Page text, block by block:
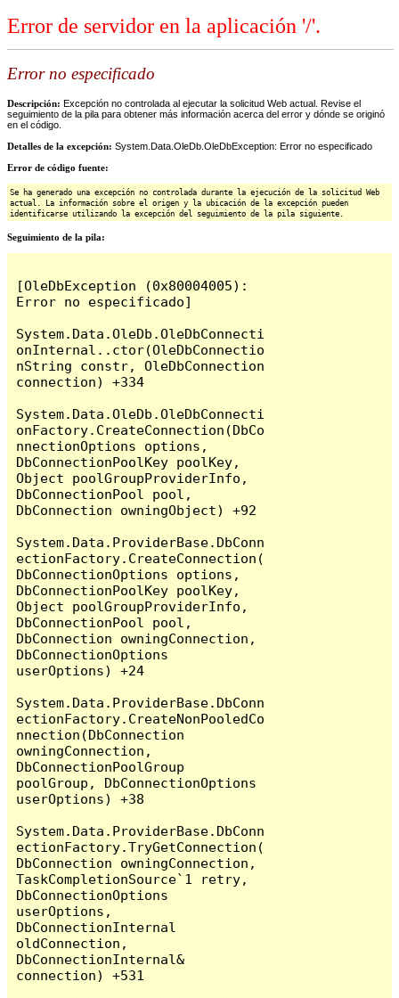
Error de servidor en la aplicación '/'.
Error no especificado
Descripción: Excepción no controlada al ejecutar la solicitud Web actual. Revise el
seguimiento de la pila para obtener más información acerca del error y dónde se originó
en el código.
Detalles de la excepción: System.Data.OleDb.OleDbException: Error no especificado
Error de código fuente:
Se ha generado una excepción no controlada durante la ejecución de la solicitud Web
actual. La información sobre el origen y la ubicación de la excepción pueden
identificarse utilizando la excepción del seguimiento de la pila siguiente.
Seguimiento de la pila:
[OleDbException (0x80004005):
Error no especificado]
System.Data.OleDb.OleDbConnecti
onInternal..ctor(OleDbConnectio
nString constr, OleDbConnection
connection) +334
System.Data.OleDb.OleDbConnecti
onFactory.CreateConnection(DbCo
nnectionOptions options,
DbConnectionPoolKey poolKey,
Object poolGroupProviderInfo,
DbConnectionPool pool,
DbConnection owningObject) +92
System.Data.ProviderBase.DbConn
ectionFactory.CreateConnection(
DbConnectionOptions options,
DbConnectionPoolKey poolKey,
Object poolGroupProviderInfo,
DbConnectionPool pool,
DbConnection owningConnection,
DbConnectionOptions
userOptions) +24
System.Data.ProviderBase.DbConn
ectionFactory.CreateNonPooledCo
nnection(DbConnection
owningConnection,
DbConnectionPoolGroup
poolGroup, DbConnectionOptions
userOptions) +38
System.Data.ProviderBase.DbConn
ectionFactory.TryGetConnection(
DbConnection owningConnection,
TaskCompletionSource`1 retry,
DbConnectionOptions
userOptions,
DbConnectionInternal
oldConnection,
DbConnectionInternal&
connection) +531